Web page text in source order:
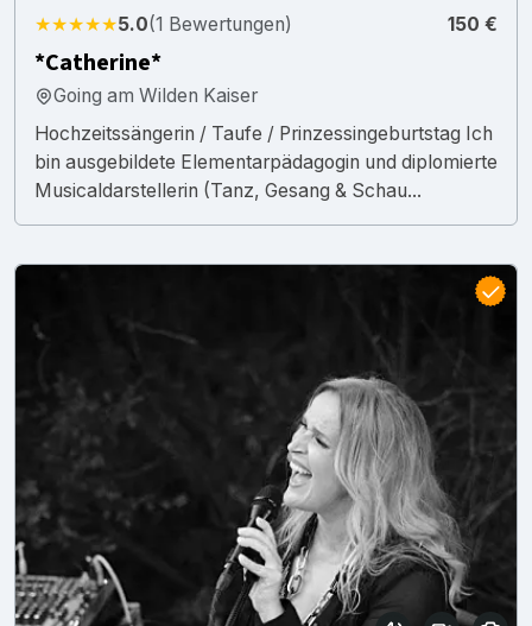
★★★★★5.0(1 Bewertungen) 150 €
*Catherine*
Going am Wilden Kaiser
Hochzeitssängerin / Taufe / Prinzessingeburtstag Ich
bin ausgebildete Elementarpädagogin und diplomierte
Musicaldarstellerin (Tanz, Gesang & Schau...